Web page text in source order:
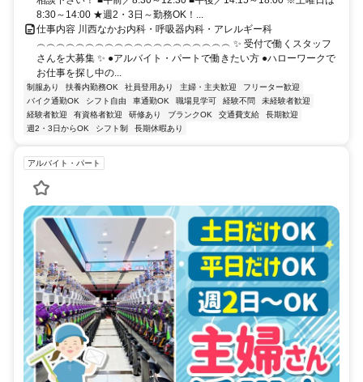
8:30～14:00 ★週2・3日～勤務OK！...
仕事内容 川西なかお内科・呼吸器内科・アレルギー科
︵︵︵︵︵︵︵︵︵︵︵︵︵︵︵︵︵︵︵︵ ✨ 受付で働くスタッフ
さんを大募集 ✨ ●アルバイト・パートで働きたい方 ●ハローワークで
お仕事を探し中の...
制服あり 扶養内勤務OK 社員登用あり 主婦・主夫歓迎
フリーター歓迎
バイク通勤OK
シフト自由 車通勤OK 職場見学可 経験不問
未経験者歓迎
経験者歓迎
有資格者歓迎 研修あり ブランクOK 交通費支給
長期歓迎
週2・3日からOK
シフト制 長期休暇あり
アルバイト・パート